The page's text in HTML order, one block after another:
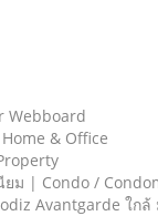
Webboard
& Office
ม | Condo /
Avantgarde ใกล้